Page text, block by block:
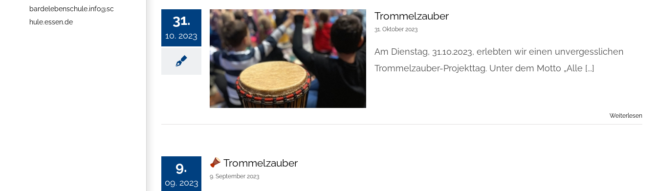
bardelebenschule.info@sc
hule.essen.de
31.
10. 2023
Trommelzauber
31. Oktober 2023
Am Dienstag, 31.10.2023, erlebten wir einen unvergesslichen
Trommelzauber-Projekttag. Unter dem Motto „Alle [...]
Weiterlesen
9.
09. 2023
Trommelzauber
9. September 2023